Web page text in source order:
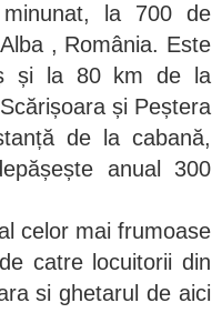
la 700 de
, România. Este
și la 80 km de la
și Peștera
de la cabană,
anual 300
celor mai frumoase
catre locuitorii din
si ghetarul de aici